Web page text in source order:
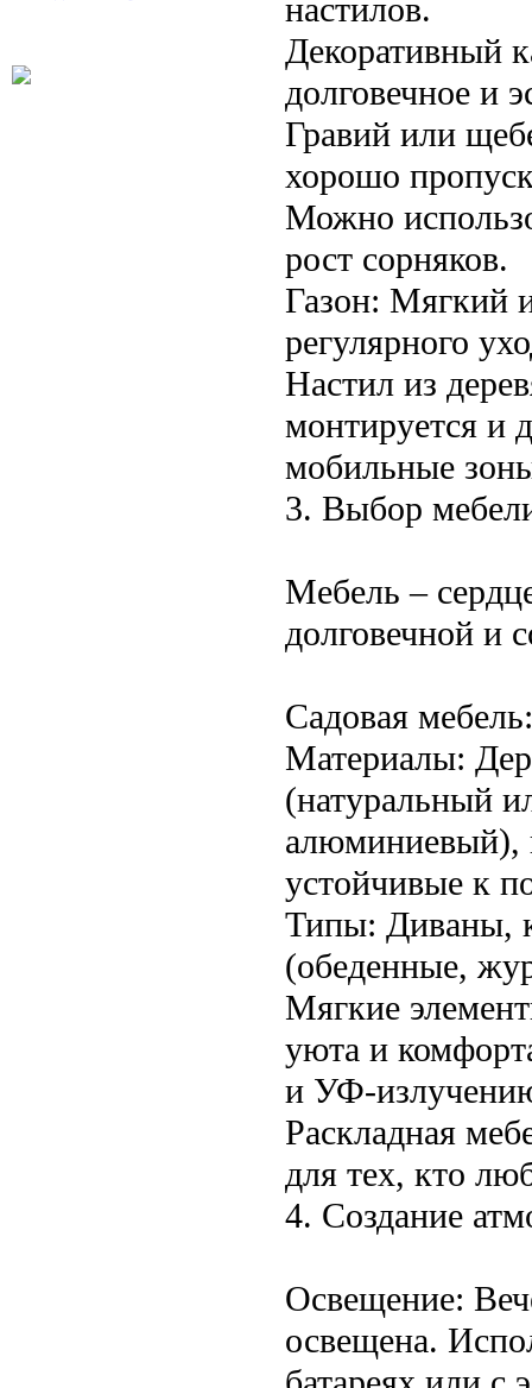
настилов.
Декоративный
долговечное и
Гравий или
хорошо
Можно
рост сорняков.
Газон: Мягкий
регулярного
Настил из
монтируется и
мобильные
3. Выбор
Мебель –
долговечной и
Садовая мебель:
Материалы:
(натуральный
алюминиевый),
устойчивые к
Типы: Диваны,
(обеденные,
Мягкие
уюта и
и УФ-
Раскладная
для тех, кто
4. Создание
Освещение:
освещена.